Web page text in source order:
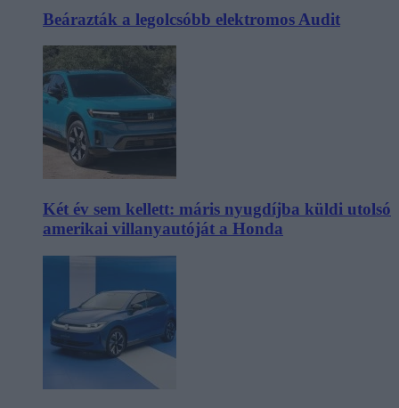
Beárazták a legolcsóbb elektromos Audit
Két év sem kellett: máris nyugdíjba küldi utolsó
amerikai villanyautóját a Honda